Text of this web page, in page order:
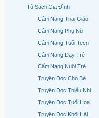
Tủ Sách Gia Đình
Cẩm Nang Thai Giáo
Cẩm Nang Phụ Nữ
Cẩm Nang Tuổi Teen
Cẩm Nang Dạy Trẻ
Cẩm Nang Nuôi Trẻ
Truyện Đọc Cho Bé
Truyện Đọc Thiếu Nhi
Truyện Đọc Tuổi Hoa
Truyện Đọc Khôi Hài